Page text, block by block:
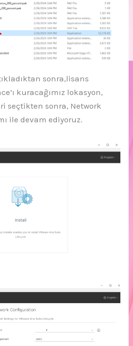
sonra,lisans
kuracağımız lokasyon,
seçtikten sonra, Network
ile devam ediyoruz.